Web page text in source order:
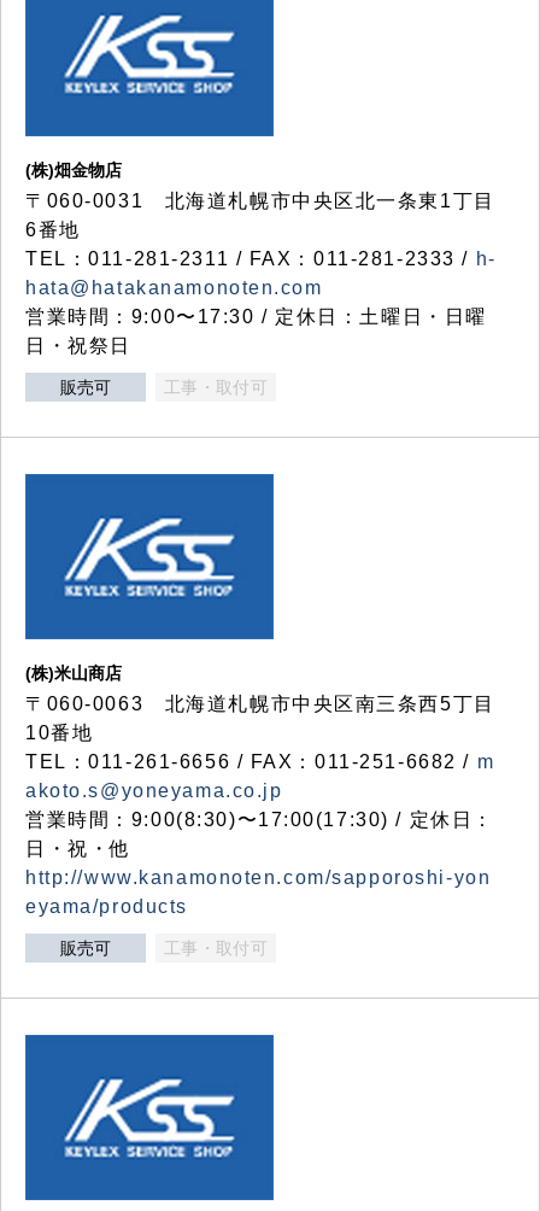
(株)畑金物店
〒060-0031 北海道札幌市中央区北一条東1丁目
6番地
TEL：011-281-2311 / FAX：011-281-2333 / h-
hata@hatakanamonoten.com
営業時間：9:00〜17:30 / 定休日：土曜日・日曜
日・祝祭日
販売可 工事・取付可
(株)米山商店
〒060-0063 北海道札幌市中央区南三条西5丁目
10番地
TEL：011-261-6656 / FAX：011-251-6682 / m
akoto.s@yoneyama.co.jp
営業時間：9:00(8:30)〜17:00(17:30) / 定休日：
日・祝・他
http://www.kanamonoten.com/sapporoshi-yon
eyama/products
販売可 工事・取付可